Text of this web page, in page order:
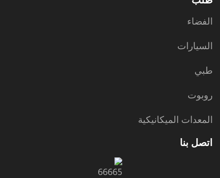
الفضاء
السيارات
طبي
روبوت
المعدات الميكانيكية
اتصل بنا